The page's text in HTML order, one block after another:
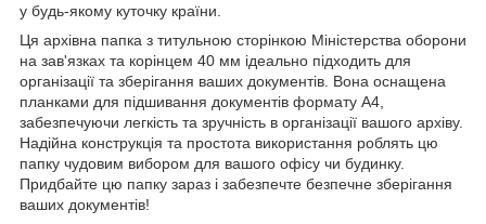
у будь-якому куточку країни.
Ця архівна папка з титульною сторінкою Міністерства оборони
на зав'язках та корінцем 40 мм ідеально підходить для
організації та зберігання ваших документів. Вона оснащена
планками для підшивання документів формату А4,
забезпечуючи легкість та зручність в організації вашого архіву.
Надійна конструкція та простота використання роблять цю
папку чудовим вибором для вашого офісу чи будинку.
Придбайте цю папку зараз і забезпечте безпечне зберігання
ваших документів!